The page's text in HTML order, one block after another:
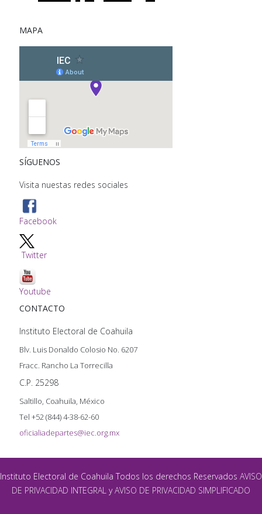
MAPA
SÍGUENOS
Visita nuestas redes sociales
Facebook
Twitter
Youtube
CONTACTO
Instituto Electoral de Coahuila
Blv. Luis Donaldo Colosio No. 6207
Fracc. Rancho La Torrecilla
C.P. 25298
Saltillo, Coahuila, México
Tel +52 (844) 4-38-62-60
oficialiadepartes@iec.org.mx
Instituto Electoral de Coahuila Todos los derechos Reservados AVISO
DE PRIVACIDAD INTEGRAL yAVISO DE PRIVACIDAD SIMPLIFICADO